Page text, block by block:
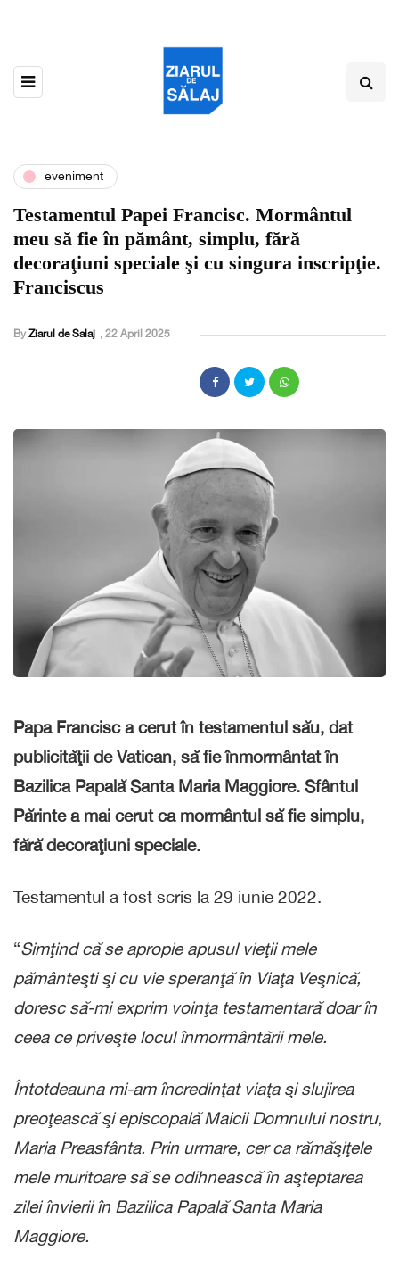
eveniment
Testamentul Papei Francisc. Mormântul
meu să fie în pământ, simplu, fără
decoraţiuni speciale şi cu singura inscripţie.
Franciscus
By Ziarul de Salaj , 22 April 2025
Papa Francisc a cerut în testamentul său, dat
publicităţii de Vatican, să fie înmormântat în
Bazilica Papală Santa Maria Maggiore. Sfântul
Părinte a mai cerut ca mormântul să fie simplu,
fără decoraţiuni speciale.
Testamentul a fost scris la 29 iunie 2022.
“Simţind că se apropie apusul vieţii mele
pământeşti şi cu vie speranţă în Viaţa Veşnică,
doresc să-mi exprim voinţa testamentară doar în
ceea ce priveşte locul înmormântării mele.
Întotdeauna mi-am încredinţat viaţa şi slujirea
preoţească şi episcopală Maicii Domnului nostru,
Maria Preasfânta. Prin urmare, cer ca rămăşiţele
mele muritoare să se odihnească în aşteptarea
zilei învierii în Bazilica Papală Santa Maria
Maggiore.